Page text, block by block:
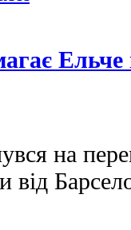
Ельче
на
від